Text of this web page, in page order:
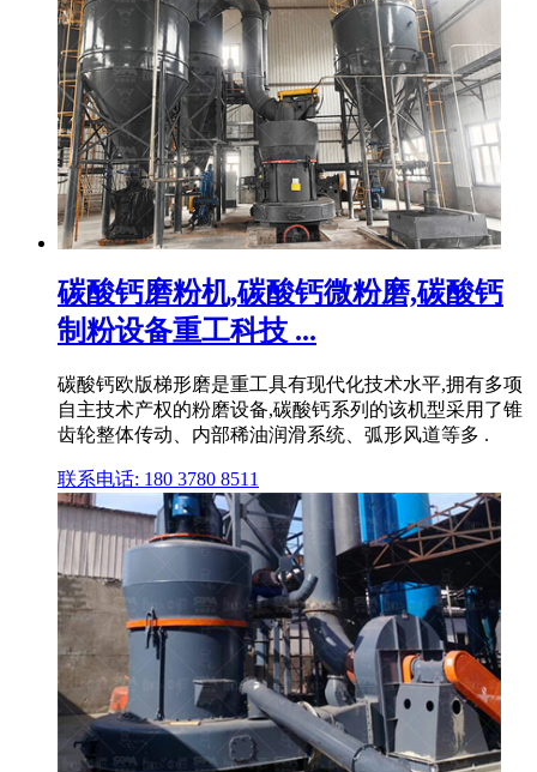
碳酸钙磨粉机,碳酸钙微粉磨,碳酸钙
制粉设备重工科技 ...
碳酸钙欧版梯形磨是重工具有现代化技术水平,拥有多项
自主技术产权的粉磨设备,碳酸钙系列的该机型采用了锥
齿轮整体传动、内部稀油润滑系统、弧形风道等多 .
联系电话: 180 3780 8511